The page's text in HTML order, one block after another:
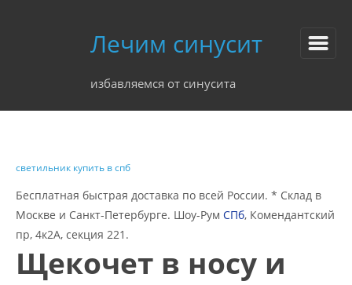
Лечим синусит
избавляемся от синусита
светильник купить в спб
Бесплатная быстрая доставка по всей России. * Склад в
Москве и Санкт-Петербурге. Шоу-Рум СПб, Комендантский
пр, 4к2А, секция 221.
Щекочет в носу и